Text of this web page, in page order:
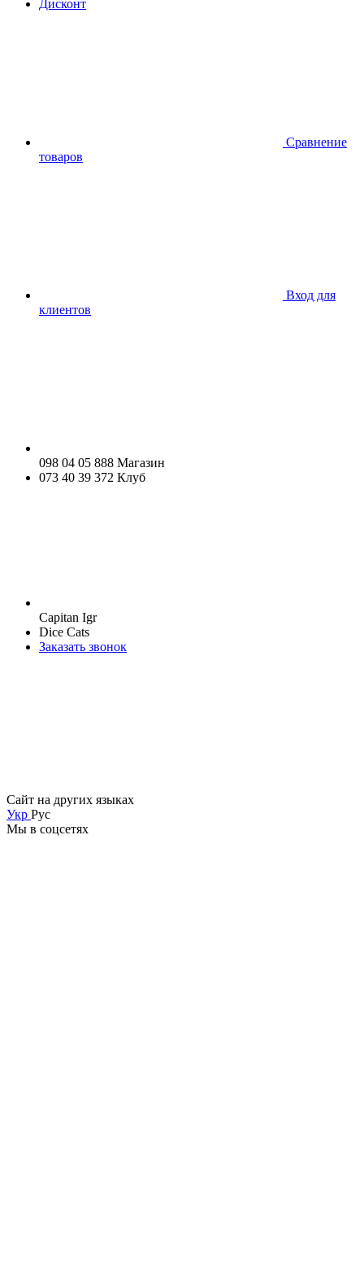
Дисконт
Сравнение
товаров
Вход для
клиентов
098 04 05 888 Магазин
073 40 39 372 Клуб
Capitan Igr
Dice Cats
Заказать звонок
Сайт на других языках
Укр Рус
Мы в соцсетях